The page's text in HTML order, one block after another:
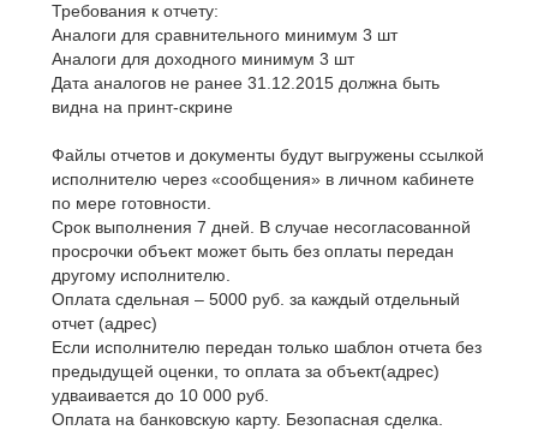
Требования к отчету:
Аналоги для сравнительного минимум 3 шт
Аналоги для доходного минимум 3 шт
Дата аналогов не ранее 31.12.2015 должна быть
видна на принт-скрине
Файлы отчетов и документы будут выгружены ссылкой
исполнителю через «сообщения» в личном кабинете
по мере готовности.
Срок выполнения 7 дней. В случае несогласованной
просрочки объект может быть без оплаты передан
другому исполнителю.
Оплата сдельная – 5000 руб. за каждый отдельный
отчет (адрес)
Если исполнителю передан только шаблон отчета без
предыдущей оценки, то оплата за объект(адрес)
удваивается до 10 000 руб.
Оплата на банковскую карту. Безопасная сделка.